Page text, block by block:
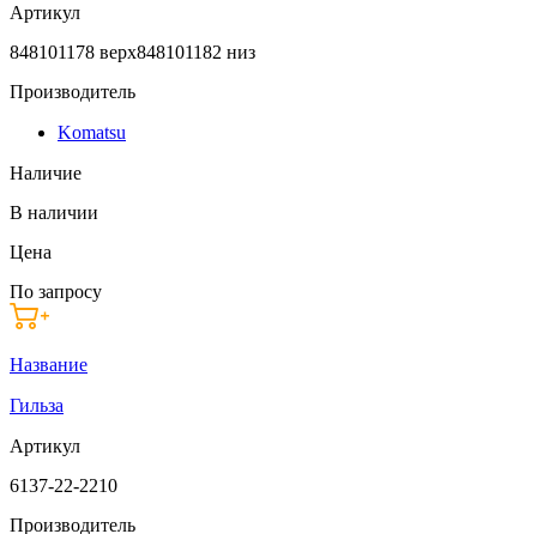
Артикул
848101178 верх848101182 низ
Производитель
Komatsu
Наличие
В наличии
Цена
По запросу
Название
Гильза
Артикул
6137-22-2210
Производитель